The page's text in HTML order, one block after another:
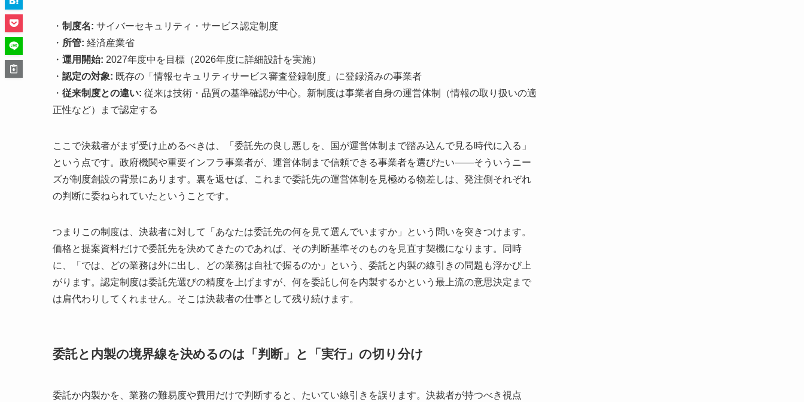
・ 制度名: サイバーセキュリティ・サービス認定制度
・ 所管: 経済産業省
・ 運用開始: 2027年度中を目標（2026年度に詳細設計を実施）
・ 認定の対象: 既存の「情報セキュリティサービス審査登録制度」に登録済みの事業者
・ 従来制度との違い: 従来は技術・品質の基準確認が中心。新制度は事業者自身の運営体制（情報の取り扱いの適
正性など）まで認定する
ここで決裁者がまず受け止めるべきは、「委託先の良し悪しを、国が運営体制まで踏み込んで見る時代に入る」
という点です。政府機関や重要インフラ事業者が、運営体制まで信頼できる事業者を選びたい――そういうニー
ズが制度創設の背景にあります。裏を返せば、これまで委託先の運営体制を見極める物差しは、発注側それぞれ
の判断に委ねられていたということです。
つまりこの制度は、決裁者に対して「あなたは委託先の何を見て選んでいますか」という問いを突きつけます。
価格と提案資料だけで委託先を決めてきたのであれば、その判断基準そのものを見直す契機になります。同時
に、「では、どの業務は外に出し、どの業務は自社で握るのか」という、委託と内製の線引きの問題も浮かび上
がります。認定制度は委託先選びの精度を上げますが、何を委託し何を内製するかという最上流の意思決定まで
は肩代わりしてくれません。そこは決裁者の仕事として残り続けます。
委託と内製の境界線を決めるのは「判断」と「実行」の切り分け
委託か内製かを、業務の難易度や費用だけで判断すると、たいてい線引きを誤ります。決裁者が持つべき視点